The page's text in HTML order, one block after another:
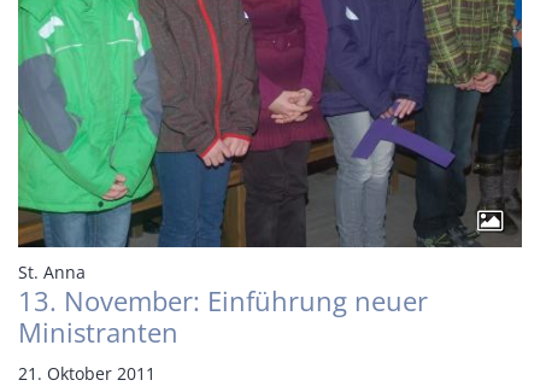
St. Anna
13. November: Einführung neuer
Ministranten
21. Oktober 2011